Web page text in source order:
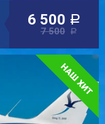
6 500 a
7 500 a